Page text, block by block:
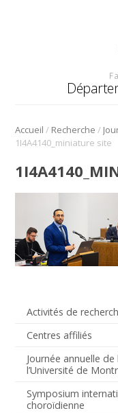
Accueil / Recherche /
1I4A4140_miniature site
Activités de
Centres affiliés
Journée annuelle
l’Université de
Symposium
choroïdienne